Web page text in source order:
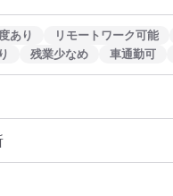
あり リモートワーク可能
残業少なめ 車通勤可